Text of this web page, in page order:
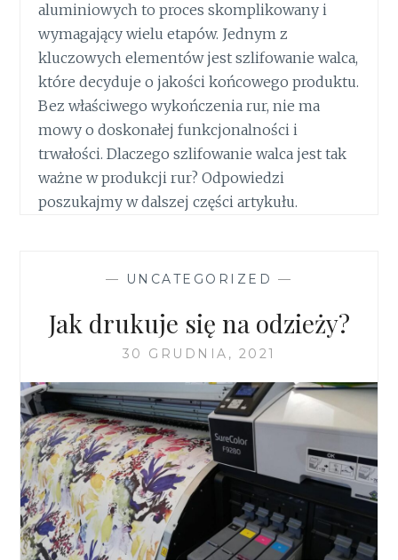
aluminiowych to proces skomplikowany i
wymagający wielu etapów. Jednym z
kluczowych elementów jest szlifowanie walca,
które decyduje o jakości końcowego produktu.
Bez właściwego wykończenia rur, nie ma
mowy o doskonałej funkcjonalności i
trwałości. Dlaczego szlifowanie walca jest tak
ważne w produkcji rur? Odpowiedzi
poszukajmy w dalszej części artykułu.
— UNCATEGORIZED —
Jak drukuje się na odzieży?
30 GRUDNIA, 2021